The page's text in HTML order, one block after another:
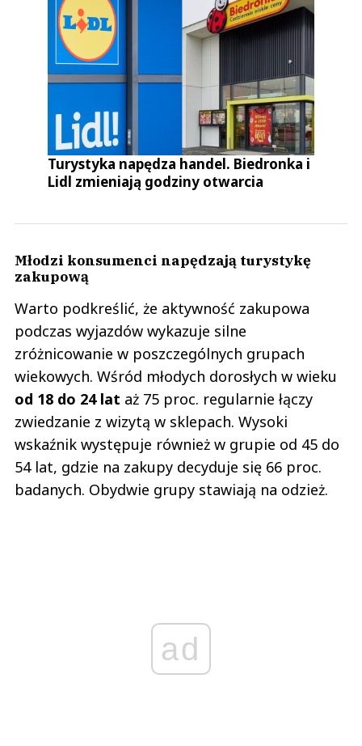
Turystyka napędza handel. Biedronka i
Lidl zmieniają godziny otwarcia
Młodzi konsumenci napędzają turystykę
zakupową
Warto podkreślić, że aktywność zakupowa
podczas wyjazdów wykazuje silne
zróżnicowanie w poszczególnych grupach
wiekowych. Wśród młodych dorosłych w wieku
od 18 do 24 lat aż 75 proc. regularnie łączy
zwiedzanie z wizytą w sklepach. Wysoki
wskaźnik występuje również w grupie od 45 do
54 lat, gdzie na zakupy decyduje się 66 proc.
badanych. Obydwie grupy stawiają na odzież.
ad